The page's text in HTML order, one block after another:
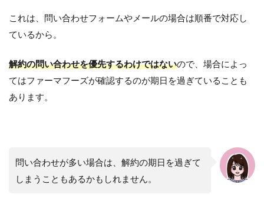
これは、問い合わせフォームやメールの場合は順番で対応し
ているから。
解約の問い合わせを優先するわけではないので、場合によっ
てはファーマフーズが確認するのが期日を過ぎていることも
あります。
問い合わせが多い場合は、解約の期日を過ぎて
しまうこともあるかもしれません。